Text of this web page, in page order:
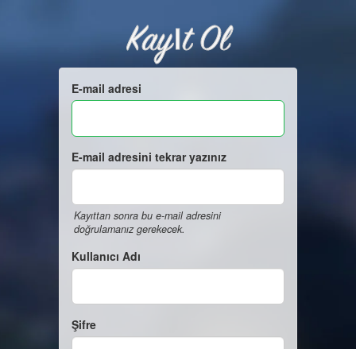
Kayıt Ol
E-mail adresi
E-mail adresini tekrar yazınız
Kayıttan sonra bu e-mail adresini
doğrulamanız gerekecek.
Kullanıcı Adı
Şifre